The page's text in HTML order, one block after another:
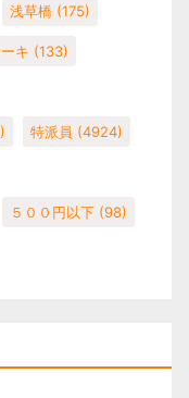
浅草橋 (175)
キ (133)
特派員 (4924)
５００円以下 (98)